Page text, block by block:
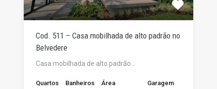
Cod. 511 – Casa mobilhada de alto padrão no
Belvedere
Casa mobilhada de alto padrão…
Quartos Banheiros Área Garagem